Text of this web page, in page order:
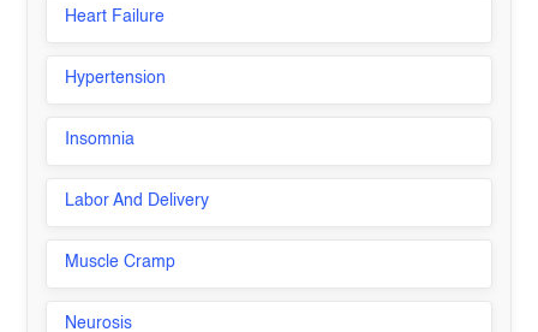
Heart Failure
Hypertension
Insomnia
Labor And Delivery
Muscle Cramp
Neurosis